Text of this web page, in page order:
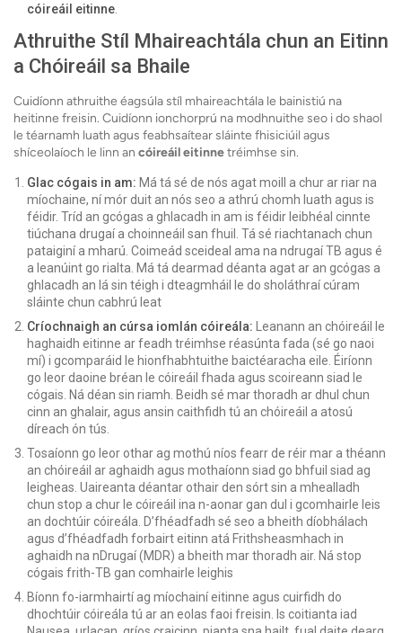
cóireáil eitinne
Athruithe Stíl Mhaireachtála chun an Eitinn
a Chóireáil sa Bhaile
Cuidíonn athruithe éagsúla stíl mhaireachtála le bainistiú na
heitinne freisin. Cuidíonn ionchorprú na modhnuithe seo i do shaol
le téarnamh luath agus feabhsaítear sláinte fhisiciúil agus
shíceolaíoch le linn an cóireáil eitinnetréimhse sin.
Glac cógais in am: Má tá sé de nós agat moill a chur ar riar na
míochaine, ní mór duit an nós seo a athrú chomh luath agus is
féidir. Tríd an gcógas a ghlacadh in am is féidir leibhéal cinnte
tiúchana drugaí a choinneáil san fhuil. Tá sé riachtanach chun
pataiginí a mharú. Coimeád sceideal ama na ndrugaí TB agus é
a leanúint go rialta. Má tá dearmad déanta agat ar an gcógas a
ghlacadh an lá sin téigh i dteagmháil le do sholáthraí cúram
sláinte chun cabhrú leat
Críochnaigh an cúrsa iomlán cóireála: Leanann an chóireáil le
haghaidh eitinne ar feadh tréimhse réasúnta fada (sé go naoi
mí) i gcomparáid le hionfhabhtuithe baictéaracha eile. Éiríonn
go leor daoine bréan le cóireáil fhada agus scoireann siad le
cógais. Ná déan sin riamh. Beidh sé mar thoradh ar dhul chun
cinn an ghalair, agus ansin caithfidh tú an chóireáil a atosú
díreach ón tús.
Tosaíonn go leor othar ag mothú níos fearr de réir mar a théann
an chóireáil ar aghaidh agus mothaíonn siad go bhfuil siad ag
leigheas. Uaireanta déantar othair den sórt sin a mhealladh
chun stop a chur le cóireáil ina n-aonar gan dul i gcomhairle leis
an dochtúir cóireála. D’fhéadfadh sé seo a bheith díobhálach
agus d’fhéadfadh forbairt eitinn atá Frithsheasmhach in
aghaidh na nDrugaí (MDR) a bheith mar thoradh air. Ná stop
cógais frith-TB gan comhairle leighis
Bíonn fo-iarmhairtí ag míochainí eitinne agus cuirfidh do
dhochtúir cóireála tú ar an eolas faoi freisin. Is coitianta iad